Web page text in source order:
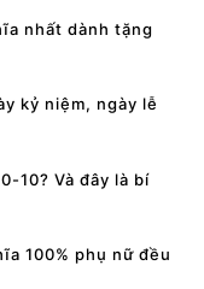
nhất dành tặng
kỷ niệm, ngày lễ
10? Và đây là bí
100% phụ nữ đều